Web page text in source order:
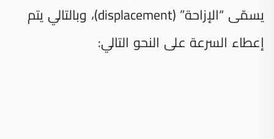
يسمّى “الإزاحة” (displacement)، وبالتالي يتم
إعطاء السرعة على النحو التالي: